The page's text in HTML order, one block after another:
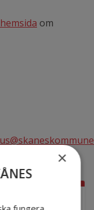
om
×